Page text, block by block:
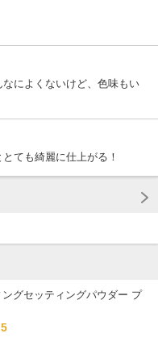
によくないけど、色味もい
ても綺麗に仕上がる！
グセッティングパウダー プ